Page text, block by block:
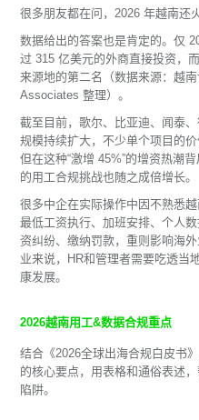
很多朋友都在问，2026 年越南还
数据给出的答案也是肯定的。仅
过 315 亿美元的外商直接投资，
来源地的第二名（数据来源：越
Associates 整理）。
截至目前，歌尔、比亚迪、闻泰
规模持续扩大，不少单个项目的
但在这种“激增 45%”的增资热潮
的用工合规挑战也随之成倍增长。
很多中企在实际操作中因不熟悉
最低工资执行、加班安排、个人
资纠纷、缴纳罚款，重则影响海
业来说，HR和管理者需要吃透当
康发展。
2026越南用工&数据合规重点
结合《2026全球出海合规白皮书
的核心要点，用表格和通俗表述
陷阱。